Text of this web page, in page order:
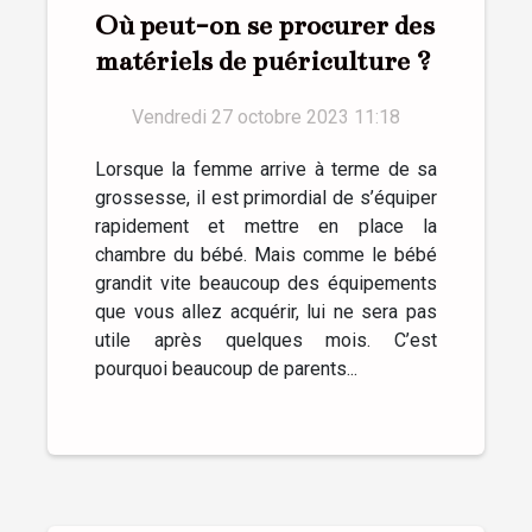
Où peut-on se procurer des
matériels de puériculture ?
Vendredi 27 octobre 2023 11:18
Lorsque la femme arrive à terme de sa
grossesse, il est primordial de s’équiper
rapidement et mettre en place la
chambre du bébé. Mais comme le bébé
grandit vite beaucoup des équipements
que vous allez acquérir, lui ne sera pas
utile après quelques mois. C’est
pourquoi beaucoup de parents...